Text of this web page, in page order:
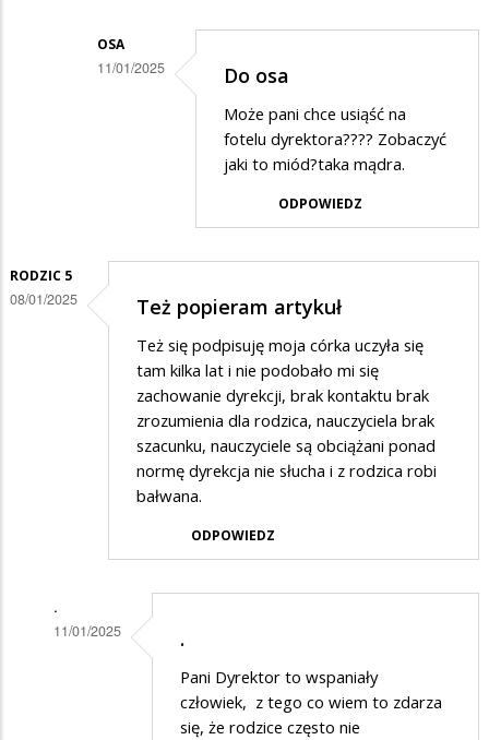
Pytanie
OSA
11/01/2025
odpowiedzi
na
Dokładnie
powinni
zrobić…
Do osa
Może pani chce usiąść na
fotelu dyrektora???? Zobaczyć
jaki to miód?taka mądra.
ODPOWIEDZ
RODZIC 5
08/01/2025 Też popieram artykuł
Też się podpisuję moja córka uczyła się
tam kilka lat i nie podobało mi się
zachowanie dyrekcji, brak kontaktu brak
zrozumienia dla rodzica, nauczyciela brak
szacunku, nauczyciele są obciążani ponad
normę dyrekcja nie słucha i z rodzica robi
bałwana.
ODPOWIEDZ
.
11/01/2025 .
Pani Dyrektor to wspaniały
człowiek, z tego co wiem to zdarza
się, że rodzice często nie